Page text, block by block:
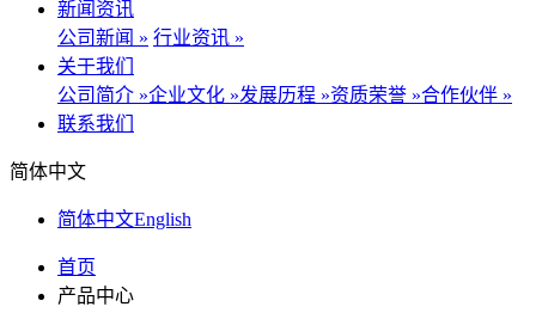
新闻资讯
公司新闻 » 行业资讯 »
关于我们
公司简介 »企业文化 »发展历程 »资质荣誉 »合作伙伴 »
联系我们
简体中文
简体中文English
首页
产品中心